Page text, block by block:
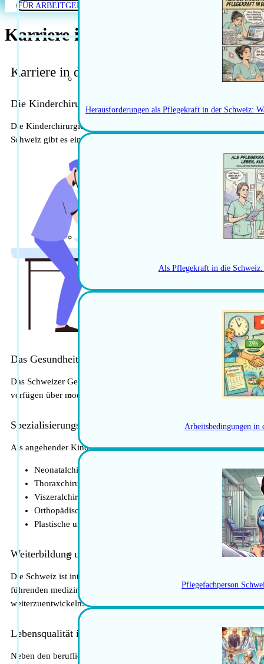
Herausforderungen als Pflegekraft in der Schweiz:
Als Pflegekraft in die
Arbeitsbedingungen in
Pflegefachperson
FÜR ARBEITGEBER
Karriere in der Kinderchirurgie in
Karriere in der Kinderchirurgie in der
Die Kinderchirurgie in der Schweiz: Eine Übersicht
Die Kinderchirurgie ist ein hochspezialisiertes medizinisches
Schweiz gibt es eine Vielzahl von Möglichkeiten und beruflichen
Das Gesundheitssystem in der Schweiz
Das Schweizer Gesundheitssystem zählt zu den besten der Welt
verfügen über modernste Einrichtungen und hochqualifizierte
Spezialisierungsmöglichkeiten in der Kinderchirurgie
Als angehender Kinderchirurg hast du die Möglichkeit, dich auf
Neonatalchirurgie: Behandlung von chirurgischen Problemen
Thoraxchirurgie: Chirurgische Eingriffe im Brustbereich,
Viszeralchirurgie: Operationen an den inneren Organen wie
Orthopädische Chirurgie: Behandlung von Knochen- und
Plastische und rekonstruktive Chirurgie: Korrektur
Weiterbildung und Forschung
Die Schweiz ist international bekannt für ihre exzellente
führenden medizinischen Studien und Forschungsprojekten
weiterzuentwickeln.
Lebensqualität in der Schweiz
Neben den beruflichen Möglichkeiten bietet die Schweiz eine